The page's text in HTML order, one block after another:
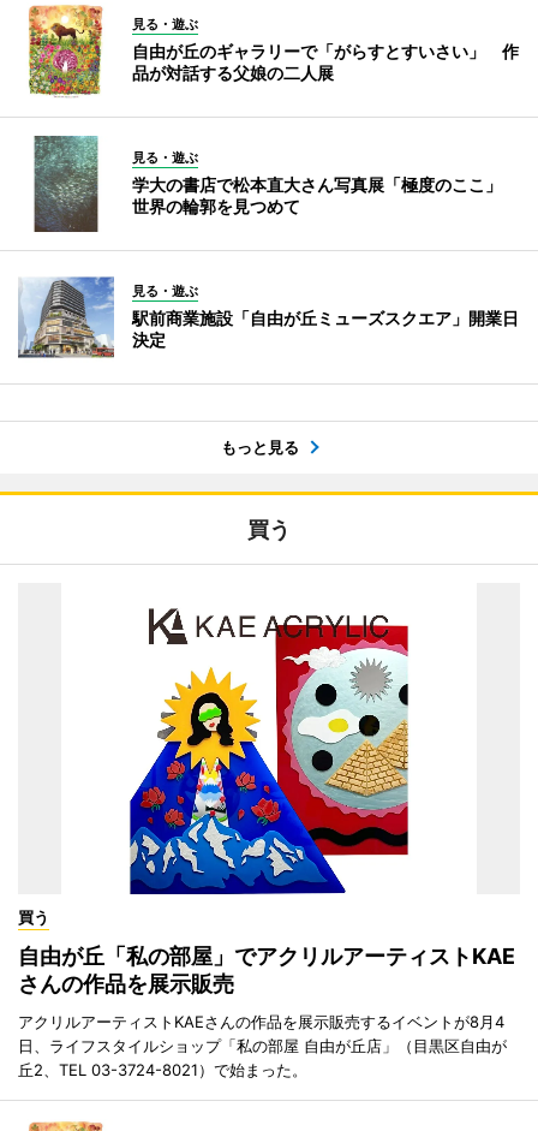
見る・遊ぶ
自由が丘のギャラリーで「がらすとすいさい」 作
品が対話する父娘の二人展
見る・遊ぶ
学大の書店で松本直大さん写真展「極度のここ」
世界の輪郭を見つめて
見る・遊ぶ
駅前商業施設「自由が丘ミューズスクエア」開業日
決定
もっと見る
買う
買う
自由が丘「私の部屋」でアクリルアーティストKAE
さんの作品を展示販売
アクリルアーティストKAEさんの作品を展示販売するイベントが8月4
日、ライフスタイルショップ「私の部屋 自由が丘店」（目黒区自由が
丘2、TEL 03-3724-8021）で始まった。